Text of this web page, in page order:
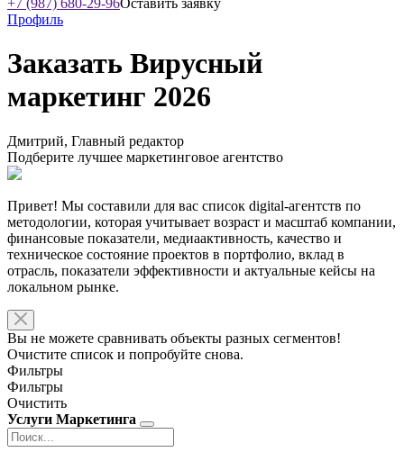
+7 (987) 680-29-96Оставить заявку
Профиль
Заказать Вирусный
маркетинг 2026
Дмитрий, Главный редактор
Подберите лучшее маркетинговое агентство
Привет! Мы составили для вас список digital-агентств по
методологии, которая учитывает возраст и масштаб компании,
финансовые показатели, медиаактивность, качество и
техническое состояние проектов в портфолио, вклад в
отрасль, показатели эффективности и актуальные кейсы на
локальном рынке.
Вы не можете сравнивать объекты разных сегментов!
Очистите список и попробуйте снова.
Фильтры
Фильтры
Очистить
Услуги Маркетинга